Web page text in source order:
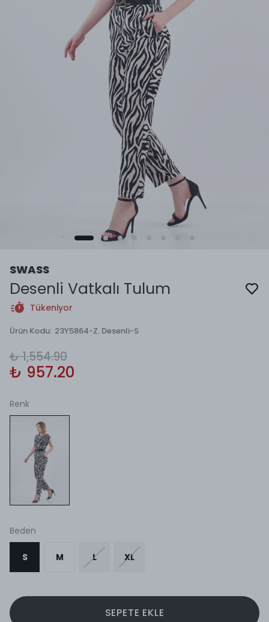
SWASS
Desenli Vatkalı Tulum
Tükeniyor
Ürün Kodu: 23Y5864-Z. Desenli-S
₺ 1,554.90
₺ 957.20
Renk
Beden
S M L XL
SEPETE EKLE